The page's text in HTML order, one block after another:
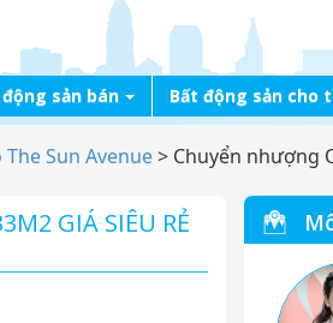
sản bán Bất động sản cho
The Sun Avenue> Chuyển nhượng
GIÁ SIÊU RẺ